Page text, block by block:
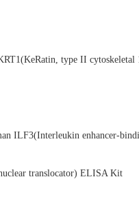
type II
ILF3(Interleukin enhancer-
translocator) ELISA Kit